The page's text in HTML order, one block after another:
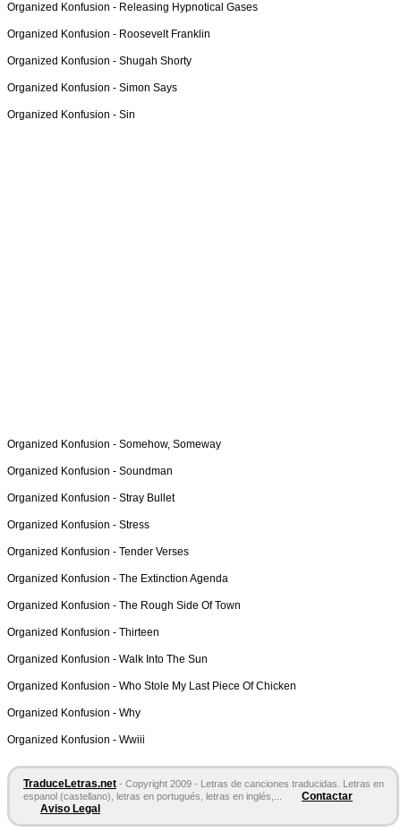
Organized Konfusion - Releasing Hypnotical Gases
Organized Konfusion - Roosevelt Franklin
Organized Konfusion - Shugah Shorty
Organized Konfusion - Simon Says
Organized Konfusion - Sin
Organized Konfusion - Somehow, Someway
Organized Konfusion - Soundman
Organized Konfusion - Stray Bullet
Organized Konfusion - Stress
Organized Konfusion - Tender Verses
Organized Konfusion - The Extinction Agenda
Organized Konfusion - The Rough Side Of Town
Organized Konfusion - Thirteen
Organized Konfusion - Walk Into The Sun
Organized Konfusion - Who Stole My Last Piece Of Chicken
Organized Konfusion - Why
Organized Konfusion - Wwiii
TraduceLetras.net - Copyright 2009 - Letras de canciones traducidas. Letras en
espanol (castellano), letras en portugués, letras en inglés,...
Contactar
Aviso Legal